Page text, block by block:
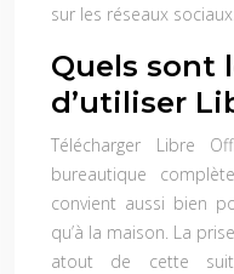
sur les réseaux sociaux.
Quels sont
d’utiliser
Télécharger Libre
bureautique
convient aussi bien
qu’à la maison. La
atout de cette